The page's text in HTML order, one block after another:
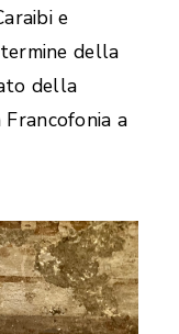
e
della
della
Francofonia a